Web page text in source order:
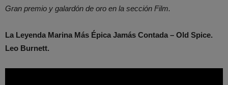
Gran premio y galardón de oro en la sección Film.
La Leyenda Marina Más Épica Jamás Contada – Old Spice.
Leo Burnett.